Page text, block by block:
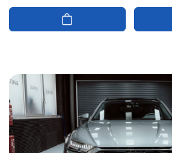
Preis
Preis